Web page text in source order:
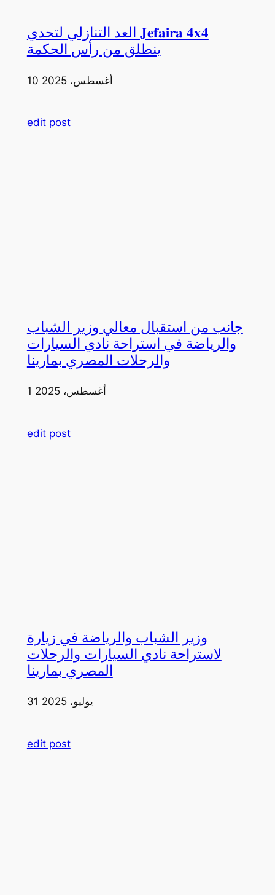
العد التنازلي لتحدي 𝐉𝐞𝐟𝐚𝐢𝐫𝐚 𝟒𝐱𝟒
ينطلق من رأس الحكمة
10 أغسطس، 2025
edit post
جانب من استقبال معالي وزير الشباب
والرياضة في استراحة نادي السيارات
والرحلات المصري بمارينا
1 أغسطس، 2025
edit post
وزير الشباب والرياضة في زيارة
لاستراحة نادي السيارات والرحلات
المصري بمارينا
31 يوليو، 2025
edit post